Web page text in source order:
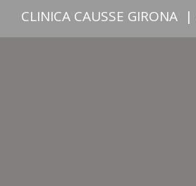
CLINICA CAUSSE GIRONA |